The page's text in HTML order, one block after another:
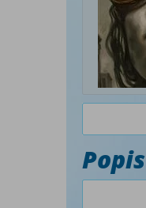
Popis